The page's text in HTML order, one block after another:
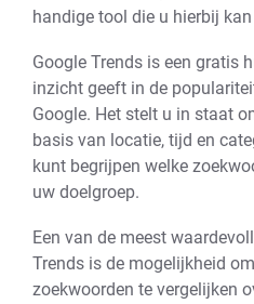
handige tool die u hierbij
Google Trends is een gratis
inzicht geeft in de
Google. Het stelt u in staat
basis van locatie, tijd en
kunt begrijpen welke
uw doelgroep.
Een van de meest
Trends is de mogelijkheid
zoekwoorden te vergelijken